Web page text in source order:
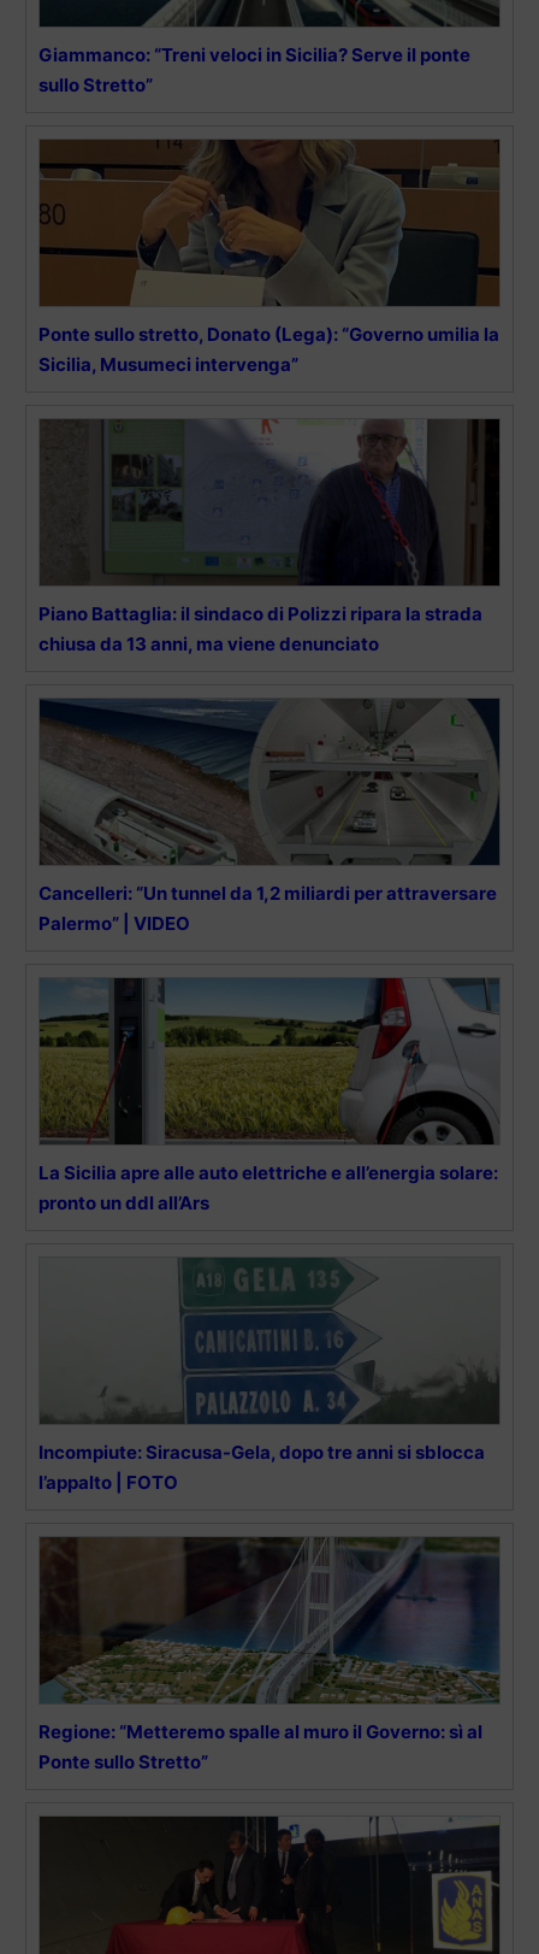
Giammanco: “Treni veloci in Sicilia? Serve il ponte
sullo Stretto”
Ponte sullo stretto, Donato (Lega): “Governo umilia la
Sicilia, Musumeci intervenga”
Piano Battaglia: il sindaco di Polizzi ripara la strada
chiusa da 13 anni, ma viene denunciato
Cancelleri: “Un tunnel da 1,2 miliardi per attraversare
Palermo” | VIDEO
La Sicilia apre alle auto elettriche e all’energia solare:
pronto un ddl all’Ars
Incompiute: Siracusa-Gela, dopo tre anni si sblocca
l’appalto | FOTO
Regione: “Metteremo spalle al muro il Governo: sì al
Ponte sullo Stretto”